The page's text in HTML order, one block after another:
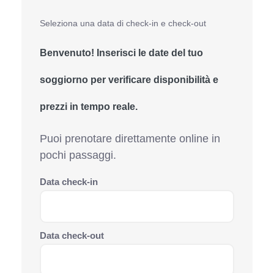
Seleziona una data di check-in e check-out
Benvenuto! Inserisci le date del tuo
soggiorno per verificare disponibilità e
prezzi in tempo reale.
Puoi prenotare direttamente online in
pochi passaggi.
Data check-in
Data check-out